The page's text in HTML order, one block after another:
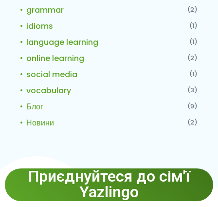
grammar (2)
idioms (1)
language learning (1)
online learning (2)
social media (1)
vocabulary (3)
Блог (9)
Новини (2)
Приєднуйтеся до сім'ї
Yazlingo